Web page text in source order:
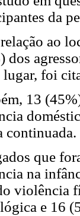
da
ao
dos
lugar, foi
13
continuada.
que
na
violência
e 16